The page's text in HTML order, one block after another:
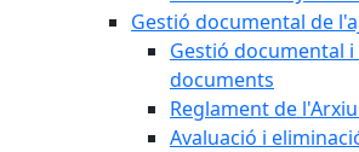
Gestió documental de
Gestió documental i
documents
Reglament de
Avaluació i